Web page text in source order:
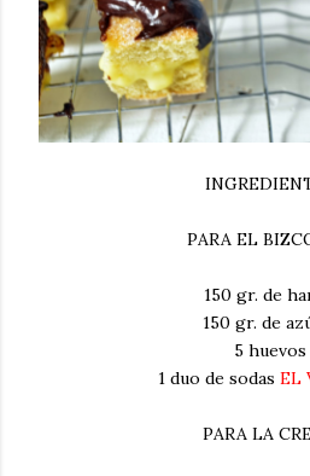
PARA EL
150 gr. de
150 gr. de
5 huevos
1 duo de sodas EL
PARA LA